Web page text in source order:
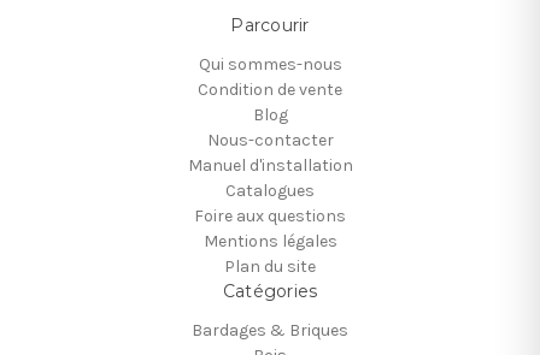
Parcourir
Qui sommes-nous
Condition de vente
Blog
Nous-contacter
Manuel d'installation
Catalogues
Foire aux questions
Mentions légales
Plan du site
Catégories
Bardages & Briques